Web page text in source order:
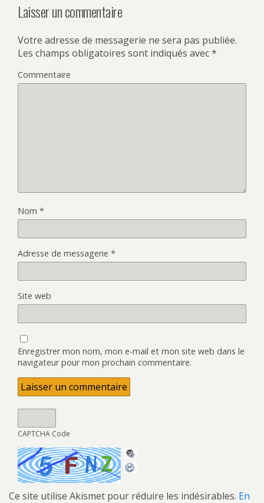
Laisser un commentaire
Votre adresse de messagerie ne sera pas publiée.
Les champs obligatoires sont indiqués avec*
Commentaire
Nom *
Adresse de messagerie *
Site web
Enregistrer mon nom, mon e-mail et mon site web dans le
navigateur pour mon prochain commentaire.
CAPTCHA Code
Ce site utilise Akismet pour réduire les indésirables. En